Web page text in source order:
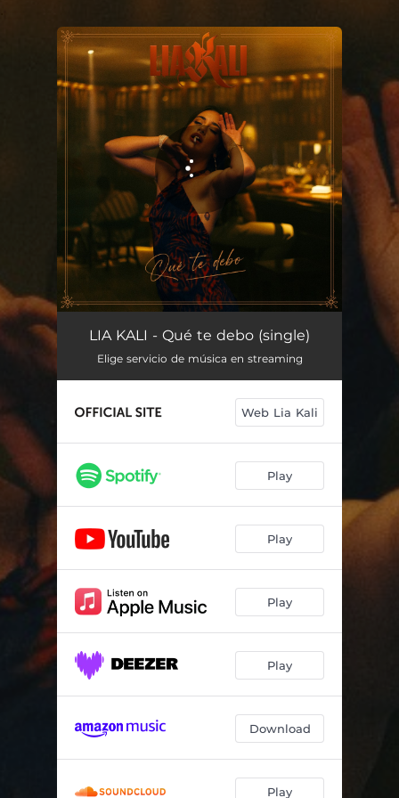
You're all set!
Qué te debo 02:50
LIA KALI - Qué te debo (single)
Elige servicio de música en streaming
Web Lia Kali
Play
Play
Play
Play
Download
Play